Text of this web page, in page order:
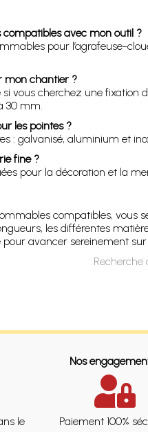
compatibles avec mon outil ?
pour l’agrafeuse-
mon chantier ?
vous cherchez une
30 mm.
les pointes ?
: galvanisé, aluminium et
fine ?
pour la décoration et la
compatibles, vous
les différentes
avancer sereinement sur
Nos
le
Paiement 100%